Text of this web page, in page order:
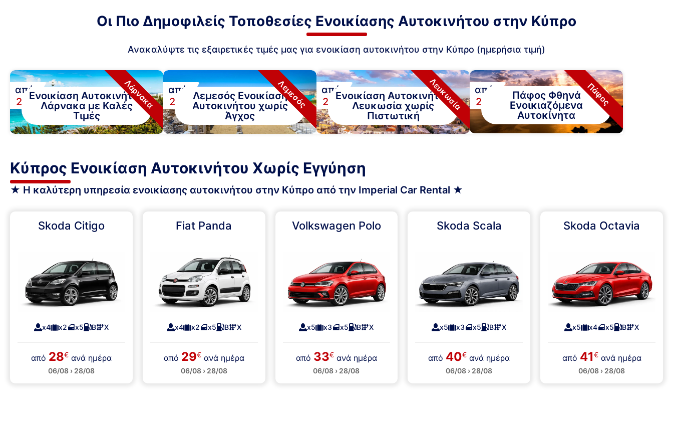
Οι Πιο Δημοφιλείς Τοποθεσίες Ενοικίασης Αυτοκινήτου στην Κύπρο
Ανακαλύψτε τις εξαιρετικές τιμές μας για ενοικίαση αυτοκινήτου στην Κύπρο (ημερήσια τιμή)
Λάρνακα
από
28
€
Ενοικίαση Αυτοκινήτου
Λάρνακα με Καλές
Τιμές
Λεμεσός
από
28
Λεμεσός Ενοικίαση
Αυτοκινήτου χωρίς
Άγχος
Λευκωσία
από
28
€
Ενοικίαση Αυτοκινήτου
Λευκωσία χωρίς
Πιστωτική
Πάφος
από
28
Πάφος Φθηνά
Ενοικιαζόμενα
Αυτοκίνητα
Κύπρος Ενοικίαση Αυτοκινήτου Χωρίς Εγγύηση
★ Η καλύτερη υπηρεσία ενοικίασης αυτοκινήτου στην Κύπρο από την Imperial Car Rental ★
Skoda Citigo
x4 x2 x5 Β Χ
από 28€ανά ημέρα
06/08 › 28/08
Fiat Panda
x4 x2 x5 Β Χ
από 29€ανά ημέρα
06/08 › 28/08
Volkswagen Polo
x5 x3 x5 Β Χ
από 33€ανά ημέρα
06/08 › 28/08
Skoda Scala
x5 x3 x5 Β Χ
από 40€ ανά ημέρα
06/08 › 28/08
Skoda Octavia
x5 x4 x5 Β Χ
από 41€ανά ημέρα
06/08 › 28/08